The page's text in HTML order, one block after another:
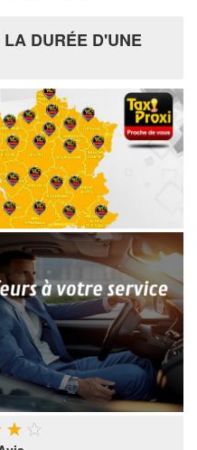
DURÉE D'UNE
★ ★